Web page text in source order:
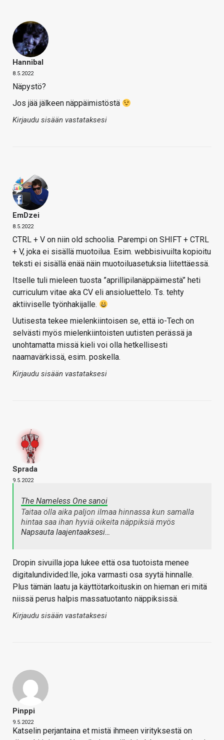
Hannibal
8.5.2022
Näpystö?
Jos jää jälkeen näppäimistöstä
Kirjaudu sisään vastataksesi
EmDzei
8.5.2022
CTRL + V on niin old schoolia. Parempi on SHIFT + CTRL
+ V, joka ei sisällä muotoilua. Esim. webbisivuilta kopioitu
teksti ei sisällä enää näin muotoiluasetuksia liitettäessä.
Itselle tuli mieleen tuosta ”aprillipilanäppäimestä” heti
curriculum vitae aka CV eli ansioluettelo. Ts. tehty
aktiiviselle työnhakijalle.
Uutisesta tekee mielenkiintoisen se, että io-Tech on
selvästi myös mielenkiintoisten uutisten perässä ja
unohtamatta missä kieli voi olla hetkellisesti
naamavärkissä, esim. poskella.
Kirjaudu sisään vastataksesi
Sprada
9.5.2022
The Nameless One sanoi
Taitaa olla aika paljon ilmaa hinnassa kun samalla
hintaa saa ihan hyviä oikeita näppiksiä myös
Napsauta laajentaaksesi…
Dropin sivuilla jopa lukee että osa tuotoista menee
digitalundivided:lle, joka varmasti osa syytä hinnalle.
Plus tämän laatu ja käyttötarkoituskin on hieman eri mitä
niissä perus halpis massatuotanto näppiksissä.
Kirjaudu sisään vastataksesi
Pinppi
9.5.2022
Katselin perjantaina et mistä ihmeen virityksestä on